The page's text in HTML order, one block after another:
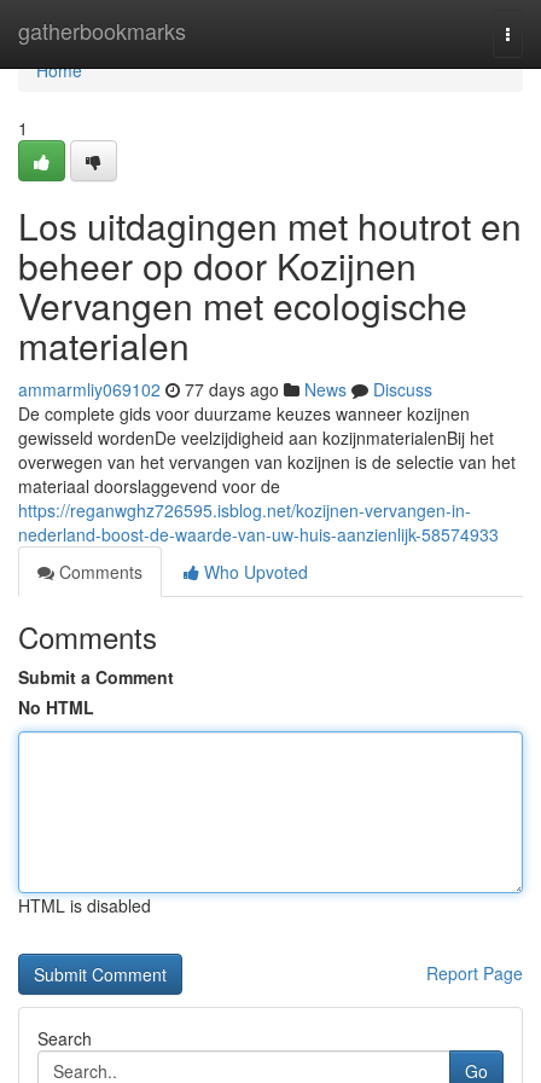
gatherbookmarks
Home
Home
1
Los uitdagingen met houtrot en
beheer op door Kozijnen
Vervangen met ecologische
materialen
ammarmliy069102 77 days ago News
Discuss
De complete gids voor duurzame keuzes wanneer kozijnen
gewisseld wordenDe veelzijdigheid aan kozijnmaterialenBij het
overwegen van het vervangen van kozijnen is de selectie van het
materiaal doorslaggevend voor de
https://reganwghz726595.isblog.net/kozijnen-vervangen-in-
nederland-boost-de-waarde-van-uw-huis-aanzienlijk-58574933
Comments
Who Upvoted
Comments
Submit a Comment
No HTML
HTML is disabled
Report Page
Search
Go